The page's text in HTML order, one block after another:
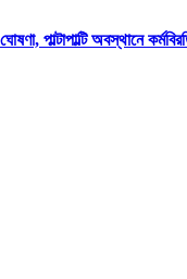
পাল্টাপাল্টি অবস্থানে